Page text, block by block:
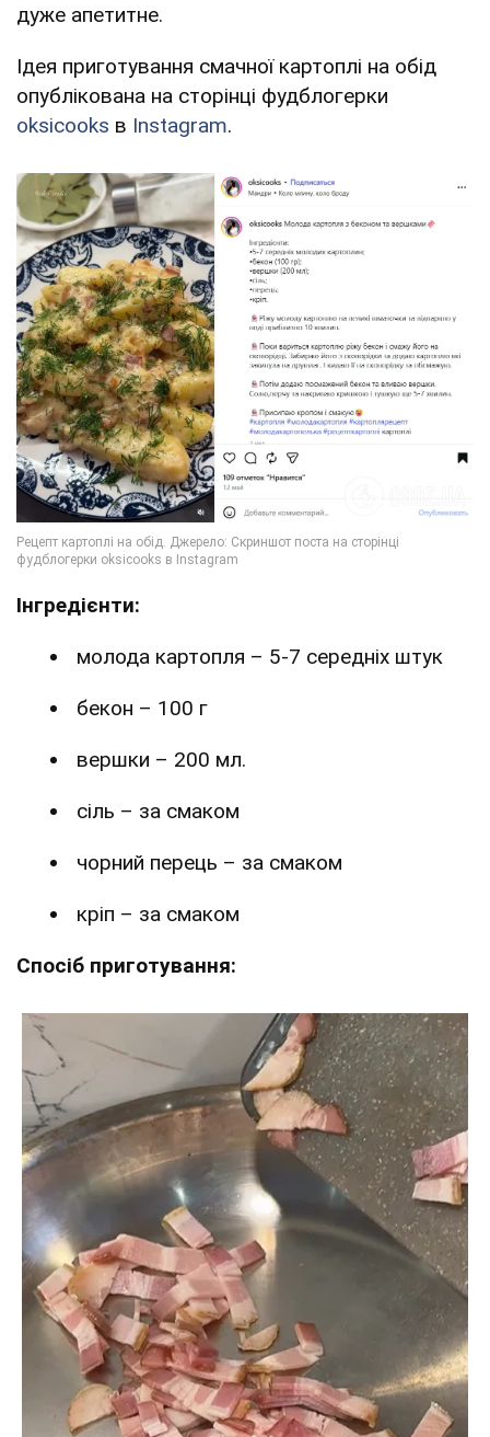
дуже апетитне.
Ідея приготування смачної картоплі на обід
опублікована на сторінці фудблогерки
oksicooks в Instagram.
Інгредієнти:
молода картопля – 5-7 середніх штук
бекон – 100 г
вершки – 200 мл.
сіль – за смаком
чорний перець – за смаком
кріп – за смаком
Спосіб приготування: